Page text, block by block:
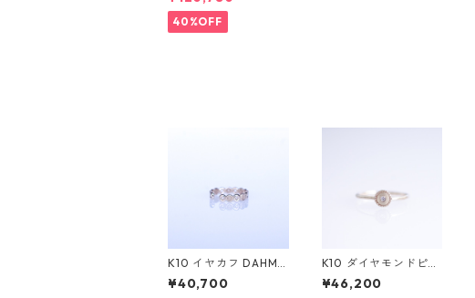
0リング FATA(ファ
タ）[F019]
40%OFF
K10 イヤカフ DAHMA
(ダーマ)
¥40,700
K10 ダイヤモンドピン
キーリング/BRAH(ブ
ラフ)
¥46,200